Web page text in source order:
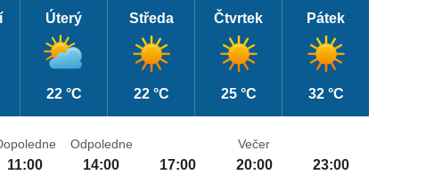
Úterý
22 °C
Středa
22 °C
Čtvrtek
25 °C
Pátek
32 °C
11:00
Odpoledne
14:00 17:00
Večer
20:00 23:00